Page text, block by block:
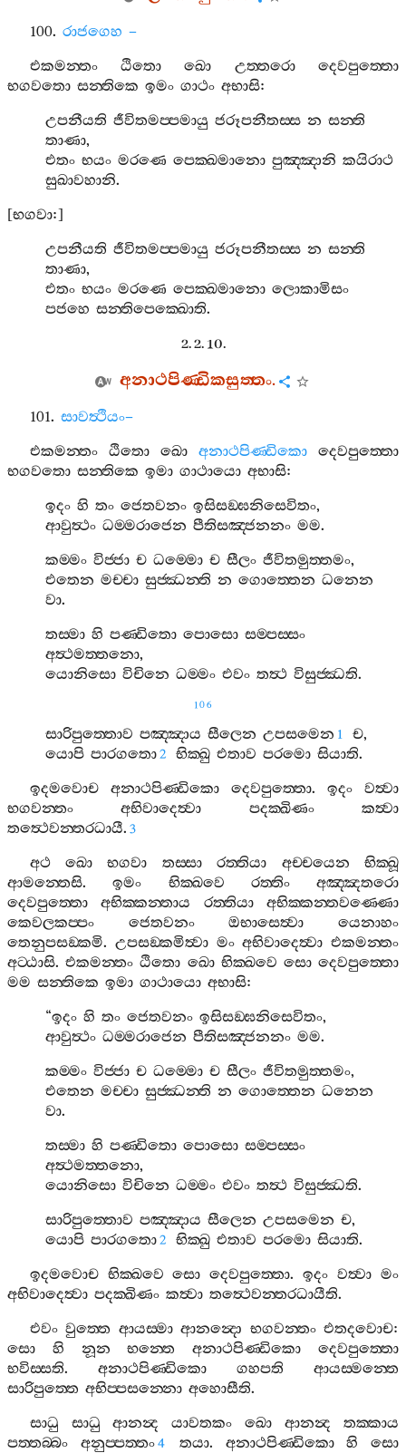
100. රාජගෙහ –
එකමන‍්තං
ඨිතො ඛො උත‍්තරො
දෙවපුත‍්තො
භගවතො සන‍්තිකෙ ඉමං ගාථං අභාසි:
උපනීයති ජීවිතමප‍්පමායු ජරූපනීතස‍්ස න සන‍්ති
තාණා,
එතං භයං මරණෙ පෙක‍්ඛමානො පුඤ‍්ඤානි කයිරාථ
සුඛාවහානි.
[භගවා:]
උපනීයති ජීවිතමප‍්පමායු ජරූපනීතස‍්ස න සන‍්ති
තාණා,
එතං භයං මරණෙ පෙක‍්ඛමානො ලොකාමිසං
පජහෙ සන‍්තිපෙක‍්ඛොති.
2. 2. 10.
අනාථපිණ‍්ඩිකසුත‍්තං.
101. සාවත්‍ථියං–
එකමන‍්තං
ඨිතො ඛො අනාථපිණ‍්ඩිකො
දෙවපුත‍්තො
භගවතො සන‍්තිකෙ ඉමා ගාථායො අභාසි:
ඉදං හි තං ජෙතවනං ඉසිසඞ‍්ඝනිසෙවිතං,
ආවුත්‍ථං ධම‍්මරාජෙන පීතිසඤ‍්ජනනං මම.
කම‍්මං විජ‍්ජා ච ධම‍්මො ච සීලං ජීවිතමුත‍්තමං,
එතෙන මච‍්චා සුජ‍්ඣන‍්ති න ගොත‍්තෙන ධනෙන
වා.
තස‍්මා හි පණ‍්ඩිතො පොසො සම‍්පස‍්සං
අත්‍ථමත‍්තනො,
යොනිසො විචිනෙ ධම‍්මං එවං තත්‍ථ විසුජ‍්ඣති.
106
සාරිපුත‍්තොව පඤ‍්ඤාය සීලෙන උපසමෙන 1 ච,
යොපි පාරගතො2 භික‍්ඛු එතාව පරමො සියාති.
ඉදමවොච
අනාථපිණ‍්ඩිකො දෙවපුත‍්තො. ඉදං
වත්‍වා
භගවන‍්තං
අභිවාදෙත්‍වා පදක‍්ඛිණං
කත්‍වා
තත්‍ථෙවන‍්තරධායී. 3
අථ ඛො භගවා තස‍්සා රත‍්තියා අච‍්චයෙන
භික‍්ඛූ
ආමන‍්තෙසි.ඉමං භික‍්ඛවෙ රත‍්තිං
අඤ‍්ඤතරො
දෙවපුත‍්තො
අභික‍්කන‍්තාය රත‍්තියා
අභික‍්කන‍්තවණ‍්ණො
කෙවලකප‍්පං
ජෙතවනං ඔභාසෙත්‍වා
යෙනාහං
තෙනුපසඞ‍්කමි. උපසඞ‍්කමිත්‍වා මං අභිවාදෙත්‍වා එකමන‍්තං
අට‍්ඨාසි.එකමන‍්තං ඨිතො ඛො භික‍්ඛවෙ සො දෙවපුත‍්තො
මම සන‍්තිකෙ ඉමා ගාථායො අභාසි:
“ඉදං හි තං ජෙතවනං ඉසිසඞ‍්ඝනිසෙවිතං,
ආවුත්‍ථං ධම‍්මරාජෙන පීතිසඤ‍්ජනනං මම.
කම‍්මං විජ‍්ජා ච ධම‍්මො ච සීලං ජීවිතමුත‍්තමං,
එතෙන මච‍්චා සුජ‍්ඣන‍්ති න ගොත‍්තෙන ධනෙන
වා.
තස‍්මා හි පණ‍්ඩිතො පොසො සම‍්පස‍්සං
අත්‍ථමත‍්තනො,
යොනිසො විචිනෙ ධම‍්මං එවං තත්‍ථ විසුජ‍්ඣති.
සාරිපුත‍්තොව පඤ‍්ඤාය සීලෙන උපසමෙන ච,
යොපි පාරගතො2 භික‍්ඛු එතාව පරමො සියාති.
ඉදමවොච භික‍්ඛවෙ සො දෙවපුත‍්තො.ඉදං වත්‍වා මං
අභිවාදෙත්‍වා පදක‍්ඛිණං කත්‍වා තත්‍ථෙවන‍්තරධායීති.
එවං වුත‍්තෙ ආයස‍්මා ආනන්‍දො භගවන‍්තං එතදවොච:
සො
හි නූන භන‍්තෙ අනාථපිණ‍්ඩිකො
දෙවපුත‍්තො
භවිස‍්සති. අනාථපිණ‍්ඩිකො ගහපති
ආයස‍්මන‍්තෙ
සාරිපුත‍්තෙ අභිප‍්පසන‍්නො අහොසීති.
සාධු
සාධු ආනන්‍ද යාවතකං ඛො ආනන්‍ද
තක‍්කාය
පත‍්තබ‍්බං
අනුප‍්පත‍්තං4 තයා. අනාථපිණ‍්ඩිකො හි
සො